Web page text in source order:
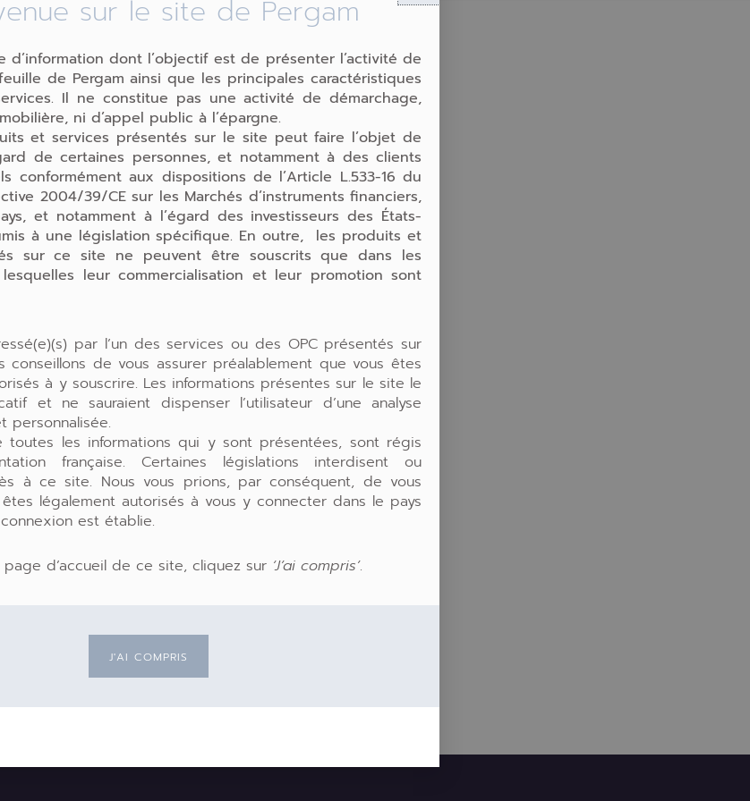
sur le site de Pergam
d’information dont l’objectif est de présenter l’activité de
de Pergam ainsi que les principales caractéristiques
Il ne constitue pas une activité de démarchage,
ni d’appel public à l’épargne.
et services présentés sur le site peut faire l’objet de
de certaines personnes, et notamment à des clients
conformément aux dispositions de l’Article L.533-16 du
2004/39/CE sur les Marchés d’instruments financiers,
et notamment à l’égard des investisseurs des États-
à une législation spécifique. En outre, les produits et
sur ce site ne peuvent être souscrits que dans les
leur commercialisation et leur promotion sont
par l’un des services ou des OPC présentés sur
conseillons de vous assurer préalablement que vous êtes
à y souscrire. Les informations présentes sur le site le
et ne sauraient dispenser l’utilisateur d’une analyse
personnalisée.
toutes les informations qui y sont présentées, sont régis
française. Certaines législations interdisent ou
à ce site. Nous vous prions, par conséquent, de vous
légalement autorisés à vous y connecter dans le pays
est établie.
page d’accueil de ce site, cliquez sur ‘J’ai compris’.
J'AI COMPRIS